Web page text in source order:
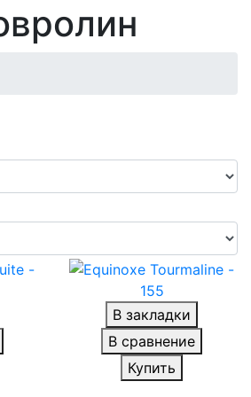
В закладки
В сравнение
Купить